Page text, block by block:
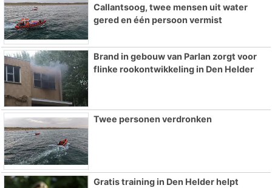
Callantsoog, twee mensen uit water
gered en één persoon vermist
Brand in gebouw van Parlan zorgt voor
flinke rookontwikkeling in Den Helder
Twee personen verdronken
Gratis training in Den Helder helpt